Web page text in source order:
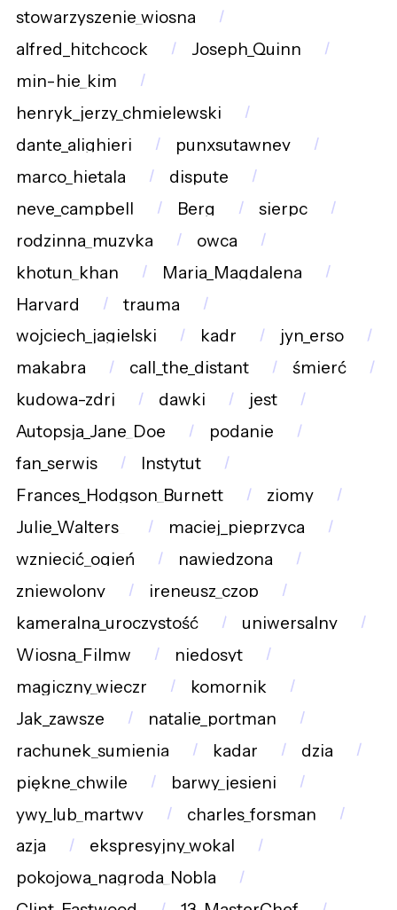
stowarzyszenie_wiosna
alfred_hitchcock
Joseph_Quinn
min-hie_kim
henryk_jerzy_chmielewski
dante_alighieri
punxsutawney
marco_hietala
dispute
neve_campbell
Berg
sierpc
rodzinna_muzyka
owca
khotun_khan
Maria_Magdalena
Harvard
trauma
wojciech_jagielski
kadr
jyn_erso
makabra
call_the_distant
śmierć
kudowa-zdrj
dawki
jest
Autopsja_Jane_Doe
podanie
fan_serwis
Instytut
Frances_Hodgson_Burnett
ziomy
Julie_Walters_
maciej_pieprzyca
wzniecić_ogień
nawiedzona
zniewolony
ireneusz_czop
kameralna_uroczystość
uniwersalny
Wiosna_Filmw
niedosyt
magiczny_wieczr
komornik
Jak_zawsze
natalie_portman
rachunek_sumienia
kadar
dzia
piękne_chwile
barwy_jesieni
ywy_lub_martwy
charles_forsman
azja
ekspresyjny_wokal
pokojowa_nagroda_Nobla